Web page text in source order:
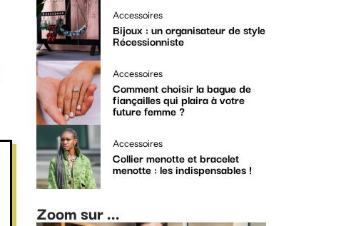
Accessoires
Bijoux : un organisateur de style
Récessionniste
Accessoires
Comment choisir la bague de
fiançailles qui plaira à votre
future femme ?
Accessoires
Collier menotte et bracelet
menotte : les indispensables !
Zoom sur ...